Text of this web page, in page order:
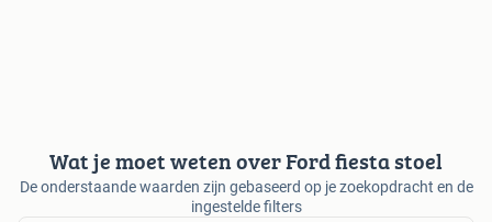
Wat je moet weten over Ford fiesta stoel
De onderstaande waarden zijn gebaseerd op je zoekopdracht en de
ingestelde filters